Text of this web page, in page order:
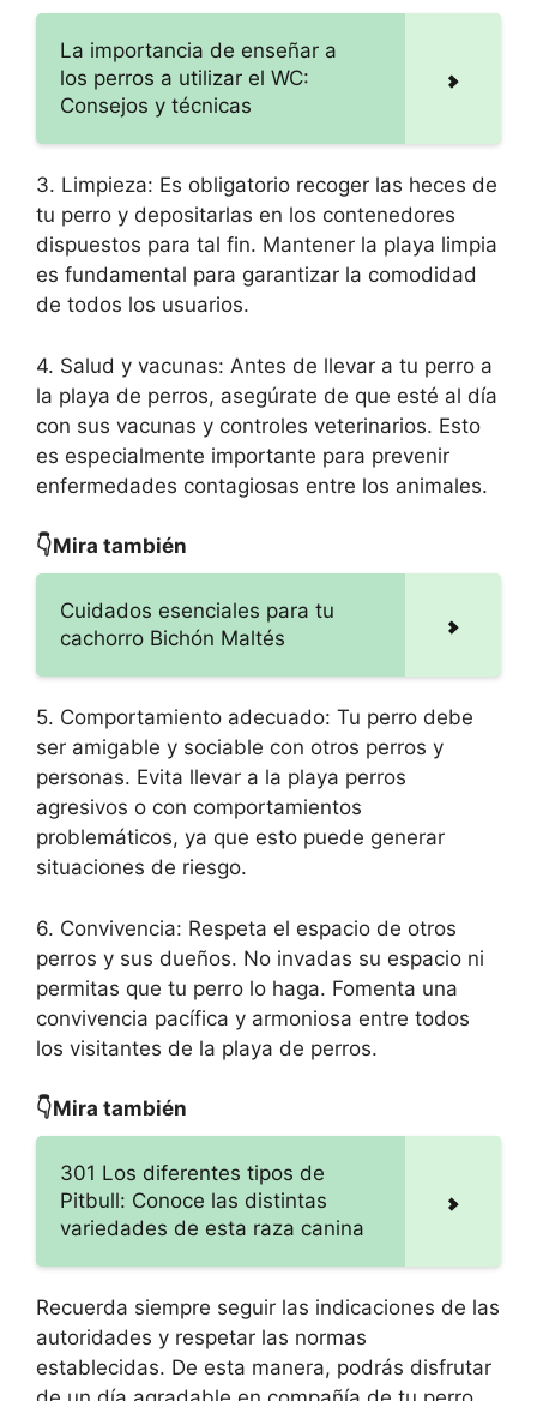
La importancia de enseñar a
los perros a utilizar el WC:
Consejos y técnicas
3. Limpieza: Es obligatorio recoger las heces de
tu perro y depositarlas en los contenedores
dispuestos para tal fin. Mantener la playa limpia
es fundamental para garantizar la comodidad
de todos los usuarios.
4. Salud y vacunas: Antes de llevar a tu perro a
la playa de perros, asegúrate de que esté al día
con sus vacunas y controles veterinarios. Esto
es especialmente importante para prevenir
enfermedades contagiosas entre los animales.
👇Mira también
Cuidados esenciales para tu
cachorro Bichón Maltés
5. Comportamiento adecuado: Tu perro debe
ser amigable y sociable con otros perros y
personas. Evita llevar a la playa perros
agresivos o con comportamientos
problemáticos, ya que esto puede generar
situaciones de riesgo.
6. Convivencia: Respeta el espacio de otros
perros y sus dueños. No invadas su espacio ni
permitas que tu perro lo haga. Fomenta una
convivencia pacífica y armoniosa entre todos
los visitantes de la playa de perros.
👇Mira también
301 Los diferentes tipos de
Pitbull: Conoce las distintas
variedades de esta raza canina
Recuerda siempre seguir las indicaciones de las
autoridades y respetar las normas
establecidas. De esta manera, podrás disfrutar